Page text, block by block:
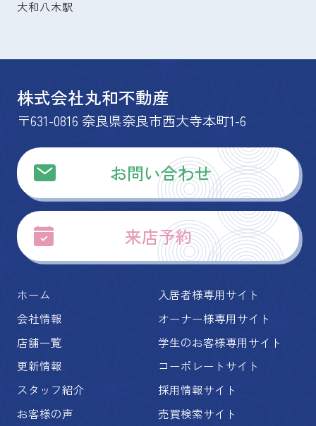
大和八木駅
株式会社丸和不動産
〒631-0816 奈良県奈良市西大寺本町1-6
お問い合わせ
来店予約
ホーム
会社情報
店舗一覧
更新情報
スタッフ紹介
お客様の声
入居者様専用サイト
オーナー様専用サイト
学生のお客様専用サイト
コーポレートサイト
採用情報サイト
売買検索サイト